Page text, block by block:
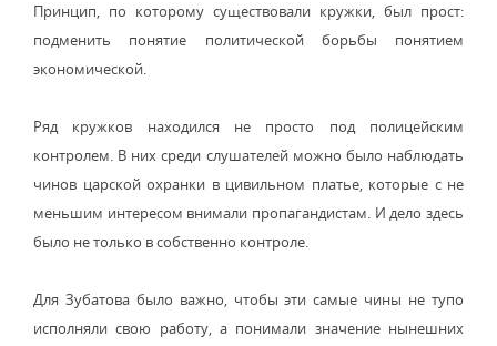
Принцип, по которому существовали кружки, был прост:
подменить понятие политической борьбы понятием
экономической.
Ряд кружков находился не просто под полицейским
контролем. В них среди слушателей можно было наблюдать
чинов царской охранки в цивильном платье, которые с не
меньшим интересом внимали пропагандистам. И дело здесь
было не только в собственно контроле.
Для Зубатова было важно, чтобы эти самые чины не тупо
исполняли свою работу, а понимали значение нынешних